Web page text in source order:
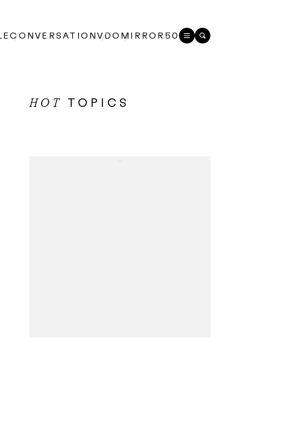
VDO
CONVERSATION MIRROR50
HOT TOPICS